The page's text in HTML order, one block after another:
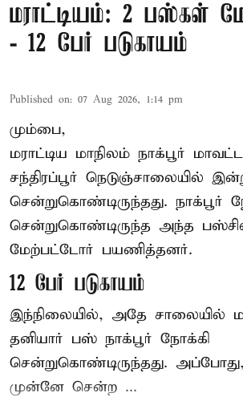
மராட்டியம்: 2 பஸ்கள்
- 12 பேர் படுகாயம்
Published on: 07 Aug 2026, 1:14 pm
மும்பை,
மராட்டிய மாநிலம் நாக்பூர்
சந்திரப்பூர் நெடுஞ்சாலையில்
சென்றுகொண்டிருந்தது. நாக்பூர்
சென்றுகொண்டிருந்த அந்த
மேற்பட்டோர் பயணித்தனர்.
12 பேர் படுகாயம்
இந்நிலையில், அதே சாலையில்
தனியார் பஸ் நாக்பூர் நோக்கி
சென்றுகொண்டிருந்தது.
முன்னே சென்ற ...